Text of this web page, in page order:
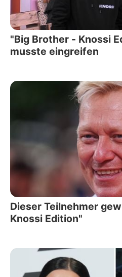
"Big Brother - Knossi
musste eingreifen
Dieser Teilnehmer
Knossi Edition"